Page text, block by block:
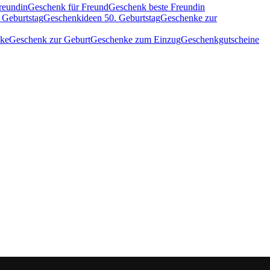
Geschenk für FreundGeschenk beste Freundin
Geschenkideen 50. GeburtstagGeschenke zur
Geschenk zur GeburtGeschenke zum EinzugGeschenkgutscheine